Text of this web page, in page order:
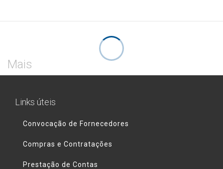
Mais
Links úteis
Convocação de Fornecedores
Compras e Contratações
Prestação de Contas